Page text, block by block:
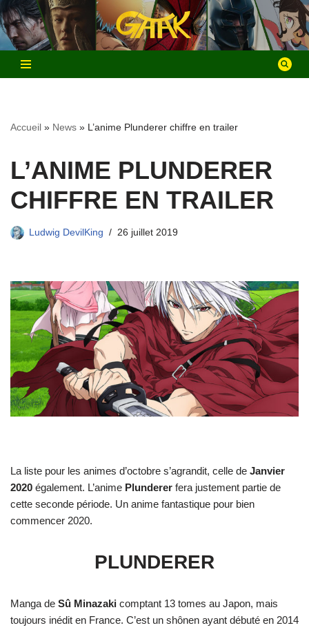
Aller
au
contenu
Accueil » News » L’anime Plunderer chiffre en trailer
L’ANIME PLUNDERER
CHIFFRE EN TRAILER
Ludwig DevilKing 26 juillet 2019
La liste pour les animes d’octobre s’agrandit, celle de Janvier
2020 également. L’anime Plunderer fera justement partie de
cette seconde période. Un anime fantastique pour bien
commencer 2020.
PLUNDERER
Manga de Sû Minazaki comptant 13 tomes au Japon, mais
toujours inédit en France. C’est un shônen ayant débuté en 2014